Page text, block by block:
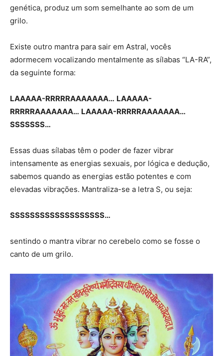
genética, produz um som semelhante ao som de um
grilo.
Existe outro mantra para sair em Astral, vocês
adormecem vocalizando mentalmente as sílabas “LA-RA”,
da seguinte forma:
LAAAAA-RRRRRAAAAAAA… LAAAAA-
RRRRRAAAAAAA… LAAAAA-RRRRRAAAAAAA…
SSSSSSS…
Essas duas sílabas têm o poder de fazer vibrar
intensamente as energias sexuais, por lógica e dedução,
sabemos quando as energias estão potentes e com
elevadas vibrações. Mantraliza-se a letra S, ou seja:
SSSSSSSSSSSSSSSSSSS…
sentindo o mantra vibrar no cerebelo como se fosse o
canto de um grilo.